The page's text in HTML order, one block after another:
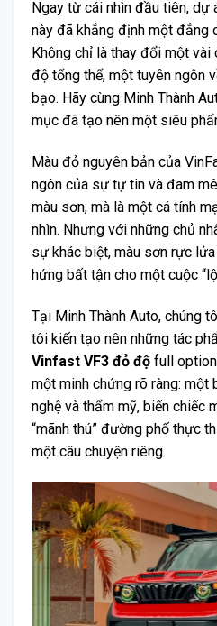
Ngay từ cái nhìn đầu tiên, dự
này đã khẳng định một đẳng
Không chỉ là thay đổi một
độ tổng thể, một tuyên ngôn
bạo. Hãy cùng Minh Thành
mục đã tạo nên một siêu
Màu đỏ nguyên bản của
ngôn của sự tự tin và đam
màu sơn, mà là một cá tính
nhìn. Nhưng với những chủ
sự khác biệt, màu sơn rực
hứng bất tận cho một cuộc
Tại Minh Thành Auto, chúng
tôi kiến tạo nên những tác
Vinfast VF3 đỏ độ full
một minh chứng rõ ràng: một
nghệ và thẩm mỹ, biến chiếc
“mãnh thú” đường phố thực
một câu chuyện riêng.